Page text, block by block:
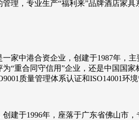
理，专业生产“福利来”品牌酒店家
家中港合资企业，创建于1987年，
“重合同守信用”企业，还是中国国
质量管理体系认证和ISO14001环境
建于1996年，座落于广东省佛山市